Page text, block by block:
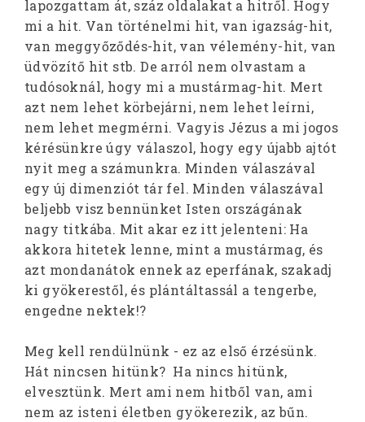
lapozgattam át, száz oldalakat a hitről. Hogy
mi a hit. Van történelmi hit, van igazság-hit,
van meggyőződés-hit, van vélemény-hit, van
üdvözítő hit stb. De arról nem olvastam a
tudósoknál, hogy mi a mustármag-hit. Mert
azt nem lehet körbejárni, nem lehet leírni,
nem lehet megmérni. Vagyis Jézus a mi jogos
kérésünkre úgy válaszol, hogy egy újabb ajtót
nyit meg a számunkra. Minden válaszával
egy új dimenziót tár fel. Minden válaszával
beljebb visz bennünket Isten országának
nagy titkába. Mit akar ez itt jelenteni: Ha
akkora hitetek lenne, mint a mustármag, és
azt mondanátok ennek az eperfának, szakadj
ki gyökerestől, és plántáltassál a tengerbe,
engedne nektek!?
Meg kell rendülnünk - ez az első érzésünk.
Hát nincsen hitünk? Ha nincs hitünk,
elvesztünk. Mert ami nem hitből van, ami
nem az isteni életben gyökerezik, az bűn.